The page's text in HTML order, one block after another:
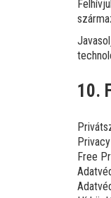
10.
Free